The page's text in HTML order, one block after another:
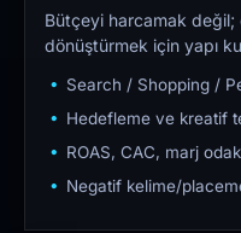
Bütçeyi harcamak
dönüştürmek için yapı
Search / Shopping /
Hedefleme ve kreatif
ROAS, CAC, marj
Negatif kelime/